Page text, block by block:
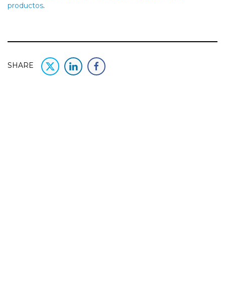
productos.
SHARE